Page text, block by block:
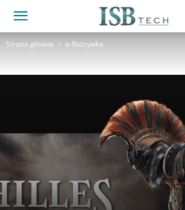
Strona główna e-Rozrywka